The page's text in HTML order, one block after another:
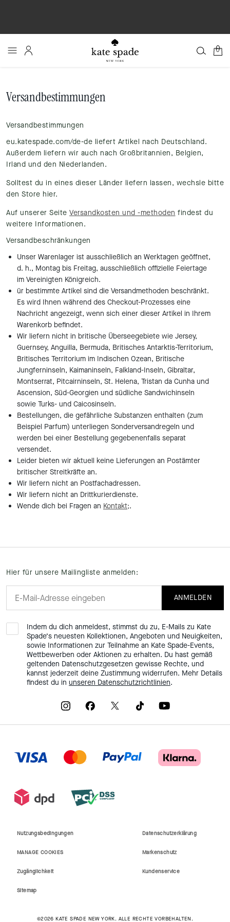
0
Versandbestimmungen
Versandbestimmungen
eu.katespade.com/de-de liefert Artikel nach Deutschland.
Außerdem liefern wir auch nach Großbritannien, Belgien,
Irland und den Niederlanden.
Solltest du in eines dieser Länder liefern lassen, wechsle bitte
den Store hier.
Auf unserer Seite Versandkosten und -methoden findest du
weitere Informationen.
Versandbeschränkungen
Unser Warenlager ist ausschließlich an Werktagen geöffnet,
d. h., Montag bis Freitag, ausschließlich offizielle Feiertage
im Vereinigten Königreich.
ür bestimmte Artikel sind die Versandmethoden beschränkt.
Es wird Ihnen während des Checkout-Prozesses eine
Nachricht angezeigt, wenn sich einer dieser Artikel in Ihrem
Warenkorb befindet.
Wir liefern nicht in britische Überseegebiete wie Jersey,
Guernsey, Anguilla, Bermuda, Britisches Antarktis-Territorium,
Britisches Territorium im Indischen Ozean, Britische
Jungferninseln, Kaimaninseln, Falkland-Inseln, Gibraltar,
Montserrat, Pitcairninseln, St. Helena, Tristan da Cunha und
Ascension, Süd-Georgien und südliche Sandwichinseln
sowie Turks- und Caicosinseln.
Bestellungen, die gefährliche Substanzen enthalten (zum
Beispiel Parfum) unterliegen Sonderversandregeln und
werden bei einer Bestellung gegebenenfalls separat
versendet.
Leider bieten wir aktuell keine Lieferungen an Postämter
britischer Streitkräfte an.
Wir liefern nicht an Postfachadressen.
Wir liefern nicht an Drittkurierdienste.
Wende dich bei Fragen an Kontakt;.
Hier für unsere Mailingliste anmelden:
ANMELDEN
Indem du dich anmeldest, stimmst du zu, E-Mails zu Kate
Spade‘s neuesten Kollektionen, Angeboten und Neuigkeiten,
sowie Informationen zur Teilnahme an Kate Spade-Events,
Wettbewerben oder Aktionen zu erhalten. Du hast gemäß
geltenden Datenschutzgesetzen gewisse Rechte, und
kannst jederzeit deine Zustimmung widerrufen. Mehr Details
findest du in unseren Datenschutzrichtlinien.
Nutzungsbedingungen Datenschutzerklärung
MANAGE COOKIES Markenschutz
Zugänglichkeit Kundenservice
Sitemap
©2026 KATE SPADE NEW YORK. ALLE RECHTE VORBEHALTEN.